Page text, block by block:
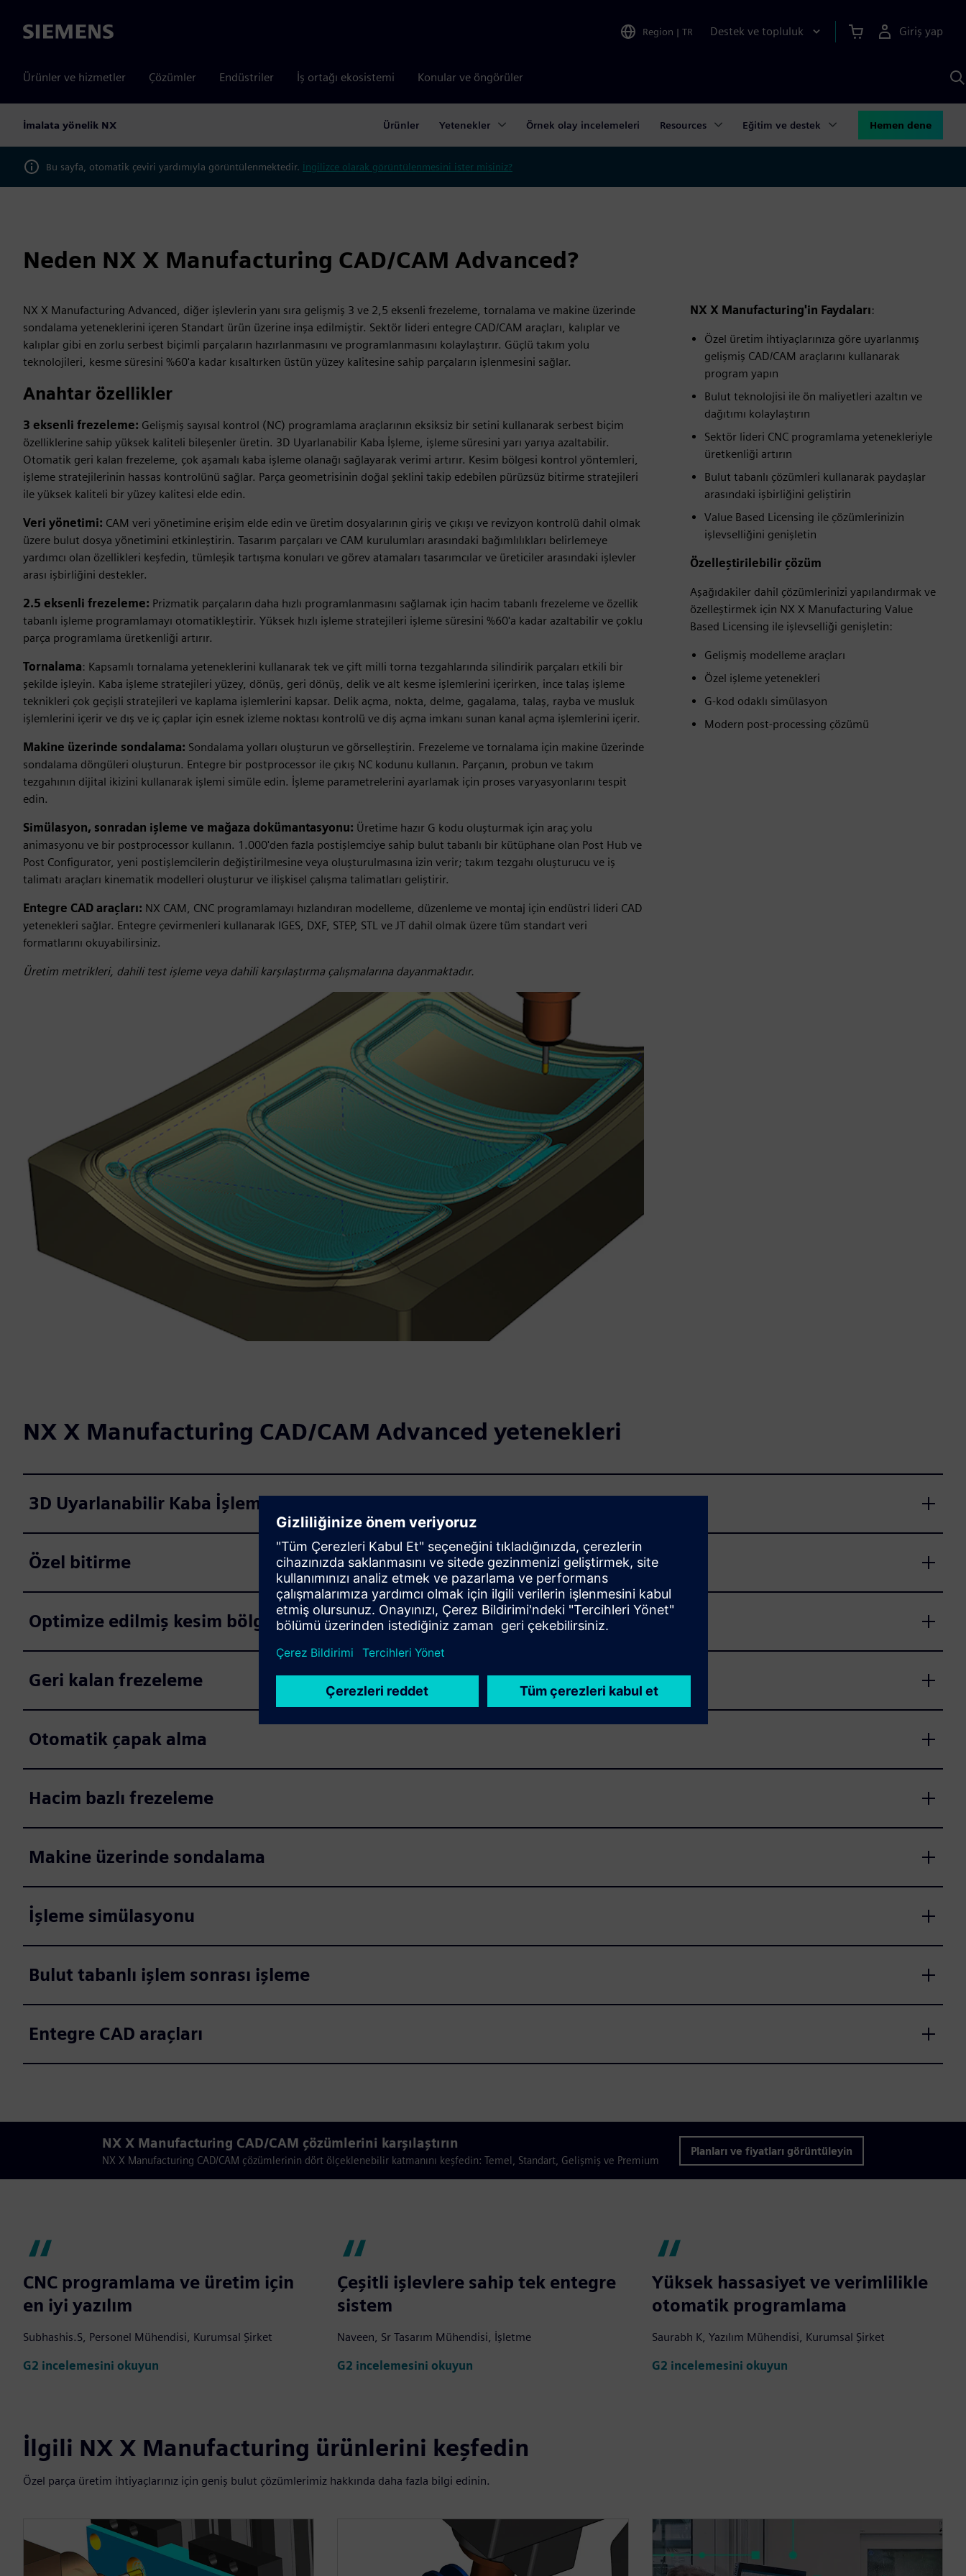
Siemens Region | TR Destek ve topluluk Giriş yap
Ürünler ve hizmetler Çözümler Endüstriler İş ortağı ekosistemi Konular ve öngörüler
İmalata yönelik NX Ürünler Yetenekler Örnek olay incelemeleri Resources Eğitim ve destek Hemen dene
Bu sayfa, otomatik çeviri yardımıyla görüntülenmektedir. İngilizce olarak görüntülenmesini ister misiniz?
Neden NX X Manufacturing CAD/CAM Advanced?
NX X Manufacturing Advanced, diğer işlevlerin yanı sıra gelişmiş 3 ve 2,5 eksenli frezeleme, tornalama ve makine üzerinde
sondalama yeteneklerini içeren Standart ürün üzerine inşa edilmiştir. Sektör lideri entegre CAD/CAM araçları, kalıplar ve
kalıplar gibi en zorlu serbest biçimli parçaların hazırlanmasını ve programlanmasını kolaylaştırır. Güçlü takım yolu
teknolojileri, kesme süresini %60'a kadar kısaltırken üstün yüzey kalitesine sahip parçaların işlenmesini sağlar.
Anahtar özellikler
3 eksenli frezeleme: Gelişmiş sayısal kontrol (NC) programlama araçlarının eksiksiz bir setini kullanarak serbest biçim
özelliklerine sahip yüksek kaliteli bileşenler üretin. 3D Uyarlanabilir Kaba İşleme, işleme süresini yarı yarıya azaltabilir.
Otomatik geri kalan frezeleme, çok aşamalı kaba işleme olanağı sağlayarak verimi artırır. Kesim bölgesi kontrol yöntemleri,
işleme stratejilerinin hassas kontrolünü sağlar. Parça geometrisinin doğal şeklini takip edebilen pürüzsüz bitirme stratejileri
ile yüksek kaliteli bir yüzey kalitesi elde edin.
Veri yönetimi: CAM veri yönetimine erişim elde edin ve üretim dosyalarının giriş ve çıkışı ve revizyon kontrolü dahil olmak
üzere bulut dosya yönetimini etkinleştirin. Tasarım parçaları ve CAM kurulumları arasındaki bağımlılıkları belirlemeye
yardımcı olan özellikleri keşfedin, tümleşik tartışma konuları ve görev atamaları tasarımcılar ve üreticiler arasındaki işlevler
arası işbirliğini destekler.
2.5 eksenli frezeleme: Prizmatik parçaların daha hızlı programlanmasını sağlamak için hacim tabanlı frezeleme ve özellik
tabanlı işleme programlamayı otomatikleştirir. Yüksek hızlı işleme stratejileri işleme süresini %60'a kadar azaltabilir ve çoklu
parça programlama üretkenliği artırır.
Tornalama: Kapsamlı tornalama yeteneklerini kullanarak tek ve çift milli torna tezgahlarında silindirik parçaları etkili bir
şekilde işleyin. Kaba işleme stratejileri yüzey, dönüş, geri dönüş, delik ve alt kesme işlemlerini içerirken, ince talaş işleme
teknikleri çok geçişli stratejileri ve kaplama işlemlerini kapsar. Delik açma, nokta, delme, gagalama, talaş, rayba ve musluk
işlemlerini içerir ve dış ve iç çaplar için esnek izleme noktası kontrolü ve diş açma imkanı sunan kanal açma işlemlerini içerir.
Makine üzerinde sondalama: Sondalama yolları oluşturun ve görselleştirin. Frezeleme ve tornalama için makine üzerinde
sondalama döngüleri oluşturun. Entegre bir postprocessor ile çıkış NC kodunu kullanın. Parçanın, probun ve takım
tezgahının dijital ikizini kullanarak işlemi simüle edin. İşleme parametrelerini ayarlamak için proses varyasyonlarını tespit
edin.
Simülasyon, sonradan işleme ve mağaza dokümantasyonu: Üretime hazır G kodu oluşturmak için araç yolu
animasyonu ve bir postprocessor kullanın. 1.000'den fazla postişlemciye sahip bulut tabanlı bir kütüphane olan Post Hub ve
Post Configurator, yeni postişlemcilerin değiştirilmesine veya oluşturulmasına izin verir; takım tezgahı oluşturucu ve iş
talimatı araçları kinematik modelleri oluşturur ve ilişkisel çalışma talimatları geliştirir.
Entegre CAD araçları: NX CAM, CNC programlamayı hızlandıran modelleme, düzenleme ve montaj için endüstri lideri CAD
yetenekleri sağlar. Entegre çevirmenleri kullanarak IGES, DXF, STEP, STL ve JT dahil olmak üzere tüm standart veri
formatlarını okuyabilirsiniz.
Üretim metrikleri, dahili test işleme veya dahili karşılaştırma çalışmalarına dayanmaktadır.
NX X Manufacturing'in Faydaları:
Özel üretim ihtiyaçlarınıza göre uyarlanmış
gelişmiş CAD/CAM araçlarını kullanarak
program yapın
Bulut teknolojisi ile ön maliyetleri azaltın ve
dağıtımı kolaylaştırın
Sektör lideri CNC programlama yetenekleriyle
üretkenliği artırın
Bulut tabanlı çözümleri kullanarak paydaşlar
arasındaki işbirliğini geliştirin
Value Based Licensing ile çözümlerinizin
işlevselliğini genişletin
Özelleştirilebilir çözüm
Aşağıdakiler dahil çözümlerinizi yapılandırmak ve
özelleştirmek için NX X Manufacturing Value
Based Licensing ile işlevselliği genişletin:
Gelişmiş modelleme araçları
Özel işleme yetenekleri
G-kod odaklı simülasyon
Modern post-processing çözümü
NX X Manufacturing CAD/CAM Advanced yetenekleri
3D Uyarlanabilir Kaba İşleme
Özel bitirme
Optimize edilmiş kesim bölgeleri
Geri kalan frezeleme
Otomatik çapak alma
Hacim bazlı frezeleme
Makine üzerinde sondalama
İşleme simülasyonu
Bulut tabanlı işlem sonrası işleme
Entegre CAD araçları
NX X Manufacturing CAD/CAM çözümlerini karşılaştırın
NX X Manufacturing CAD/CAM çözümlerinin dört ölçeklenebilir katmanını keşfedin: Temel, Standart, Gelişmiş ve Premium
Planları ve fiyatları görüntüleyin
CNC programlama ve üretim için
en iyi yazılım
Subhashis.S, Personel Mühendisi, Kurumsal Şirket
G2 incelemesini okuyun
Çeşitli işlevlere sahip tek entegre
sistem
Naveen, Sr Tasarım Mühendisi, İşletme
G2 incelemesini okuyun
Yüksek hassasiyet ve verimlilikle
otomatik programlama
Saurabh K, Yazılım Mühendisi, Kurumsal Şirket
G2 incelemesini okuyun
İlgili NX X Manufacturing ürünlerini keşfedin
Özel parça üretim ihtiyaçlarınız için geniş bulut çözümlerimiz hakkında daha fazla bilgi edinin.